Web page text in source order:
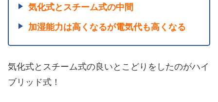
気化式とスチーム式の中間
加湿能力は高くなるが電気代も高くなる
気化式とスチーム式の良いとこどりをしたのがハイ
ブリッド式！